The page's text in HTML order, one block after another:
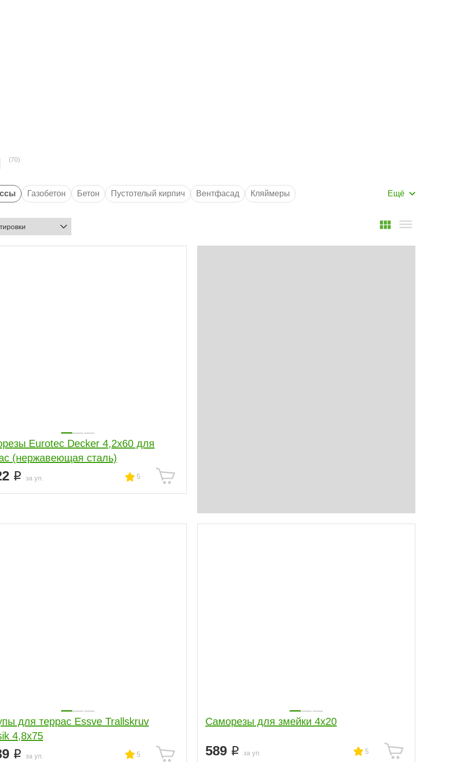
Газобетон Бетон Пустотелый кирпич Вентфасад
Кляймеры
Eurotec Decker 4,2х60 для
(нержавеющая сталь)
за уп. 5
для террас Essve Trallskruv
4,8х75
за уп. 5
Саморезы для змейки 4х20
589 за уп. 5